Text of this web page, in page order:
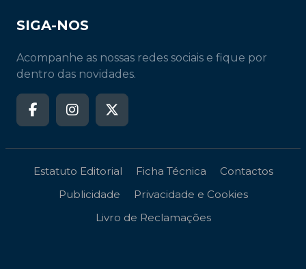
SIGA-NOS
Acompanhe as nossas redes sociais e fique por
dentro das novidades.
Estatuto Editorial Ficha Técnica
Contactos
Publicidade
Privacidade e Cookies
Livro de Reclamações